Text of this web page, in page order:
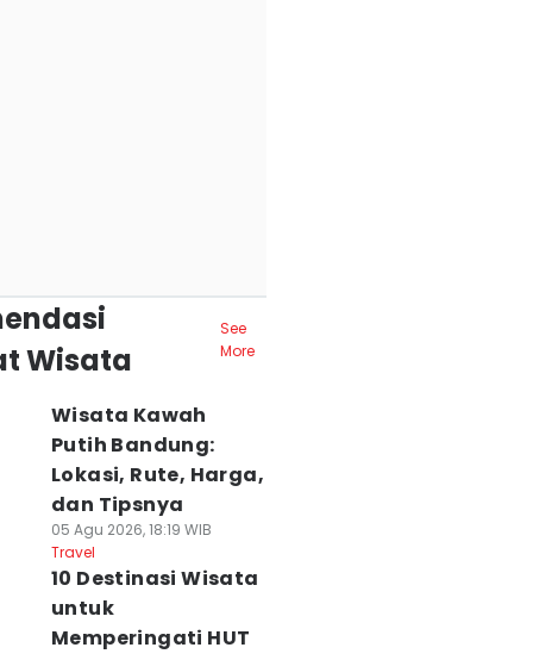
Wisata
See
More
Wisata Kawah
Putih Bandung:
Lokasi, Rute, Harga,
dan Tipsnya
05 Agu 2026, 18:19 WIB
Travel
10 Destinasi Wisata
untuk
Memperingati HUT